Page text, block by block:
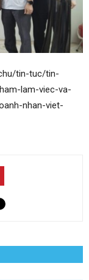
tin-tuc/tin-
lam-viec-va-
nhan-viet-